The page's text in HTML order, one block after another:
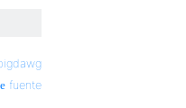
fuente